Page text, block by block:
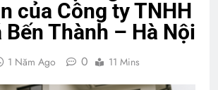
của Công ty TNHH
Thành – Hà Nội
1 Năm Ago 0 11 Mins